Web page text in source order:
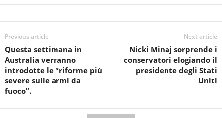
Previous article
Questa settimana in
Australia verranno
introdotte le “riforme più
severe sulle armi da
fuoco”.
Next article
Nicki Minaj sorprende i
conservatori elogiando il
presidente degli Stati
Uniti